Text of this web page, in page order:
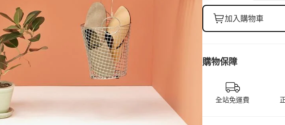
加入購物車
購物保障
全站免運費